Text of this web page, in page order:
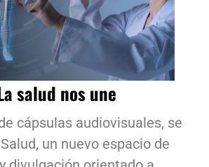
salud nos une
cápsulas audiovisuales, se
un nuevo espacio de